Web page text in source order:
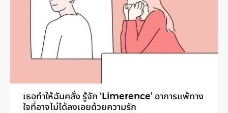
เธอทำให้ฉันคลั่ง รู้จัก ‘Limerence’ อาการแพ้ทาง
ใจที่อาจไม่ได้ลงเอยด้วยความรัก